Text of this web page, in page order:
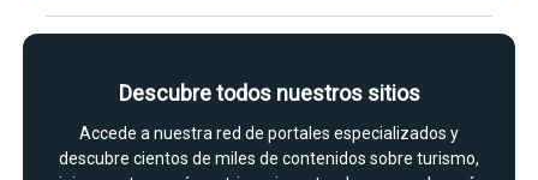
Descubre todos nuestros sitios
Accede a nuestra red de portales especializados y
descubre cientos de miles de contenidos sobre turismo,